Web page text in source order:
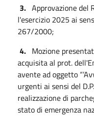
3. Approvazione del
l'esercizio 2025 ai
267/2000;
4. Mozione
acquisita al prot.
avente ad oggetto
urgenti ai sensi del
realizzazione di
stato di emergenza